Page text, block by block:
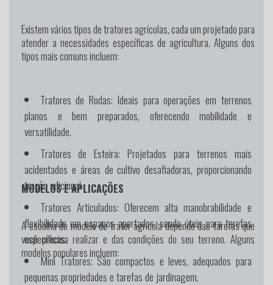
Existem vários tipos de tratores agrícolas, cada um projetado para
atender a necessidades específicas de agricultura. Alguns dos
tipos mais comuns incluem:
Tratores de Rodas: Ideais para operações em terrenos
planos e bem preparados, oferecendo mobilidade e
versatilidade.
Tratores de Esteira: Projetados para terrenos mais
acidentados e áreas de cultivo desafiadoras, proporcionando
tração adicional.
Tratores Articulados: Oferecem alta manobrabilidade e
flexibilidade em espaços apertados, sendo úteis para tarefas
específicas.
Mini Tratores:São compactos e leves, adequados para
pequenas propriedades e tarefas de jardinagem.
MODELOS E APLICAÇÕES
A escolha do modelo de trator agrícola depende das tarefas que
você precisa realizar e das condições do seu terreno. Alguns
modelos populares incluem: